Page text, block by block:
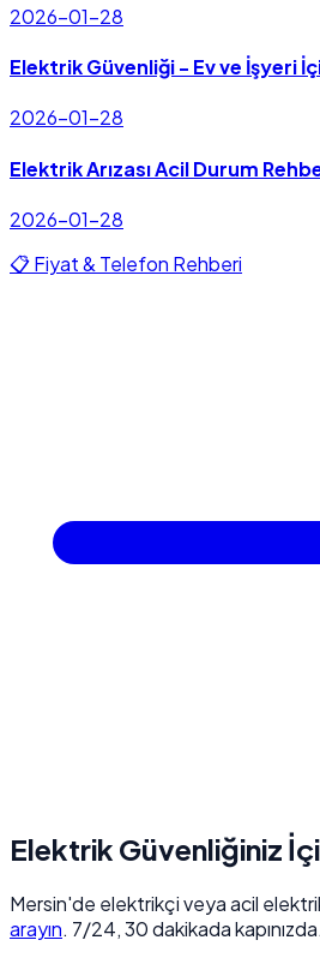
2026-01-28
Elektrik Güvenliği - Ev ve İşyeri
2026-01-28
Elektrik Arızası Acil Durum
2026-01-28
📋 Fiyat & Telefon Rehberi
Elektrik Güvenliğiniz
Mersin'de elektrikçi veya acil
arayın. 7/24, 30 dakikada kapınızda.